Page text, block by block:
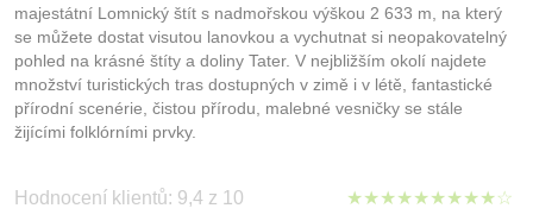
majestátní Lomnický štít s nadmořskou výškou 2 633 m, na který
se můžete dostat visutou lanovkou a vychutnat si neopakovatelný
pohled na krásné štíty a doliny Tater. V nejbližším okolí najdete
množství turistických tras dostupných v zimě i v létě, fantastické
přírodní scenérie, čistou přírodu, malebné vesničky se stále
žijícími folklórními prvky.
Hodnocení klientů: 9,4 z 10 ★★★★★★★★★☆